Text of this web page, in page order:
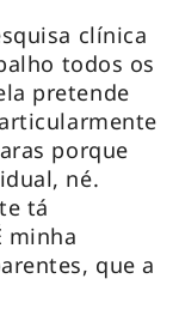
clínica
todos os
pretende
porque
né.
tá
minha
que a